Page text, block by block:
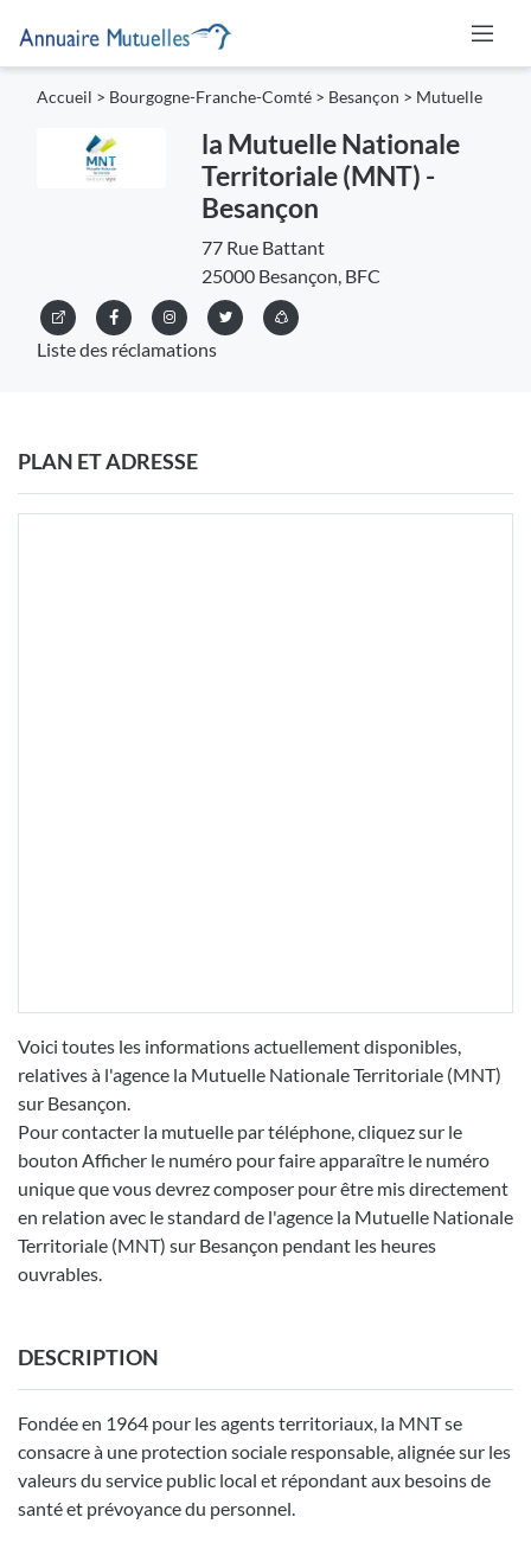
Accueil > Bourgogne-Franche-Comté > Besançon > Mutuelle
la Mutuelle Nationale
Territoriale (MNT) -
Besançon
77 Rue Battant
25000 Besançon, BFC
Liste des réclamations
PLAN ET ADRESSE
Voici toutes les informations actuellement disponibles,
relatives à l'agence la Mutuelle Nationale Territoriale (MNT)
sur Besançon.
Pour contacter la mutuelle par téléphone, cliquez sur le
bouton Afficher le numéro pour faire apparaître le numéro
unique que vous devrez composer pour être mis directement
en relation avec le standard de l'agence la Mutuelle Nationale
Territoriale (MNT) sur Besançon pendant les heures
ouvrables.
DESCRIPTION
Fondée en 1964 pour les agents territoriaux, la MNT se
consacre à une protection sociale responsable, alignée sur les
valeurs du service public local et répondant aux besoins de
santé et prévoyance du personnel.